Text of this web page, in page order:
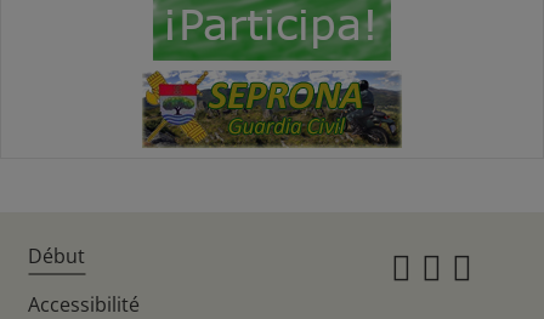
Début
Accessibilité